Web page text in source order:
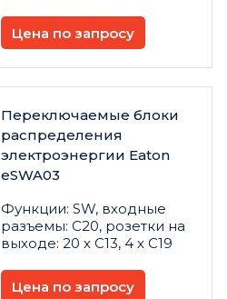
Цена по запросу
Переключаемые блоки
распределения
электроэнергии Eaton
eSWA03
Функции: SW, входные
разъемы: C20, розетки на
выходе: 20 х C13, 4 х C19
Цена по запросу